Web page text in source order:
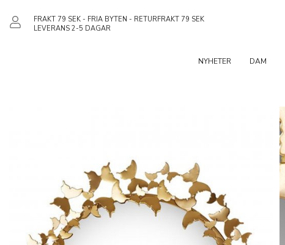
FRAKT 79 SEK - FRIA BYTEN - RETURFRAKT 79 SEK
LEVERANS 2-5 DAGAR
NYHETER DAM